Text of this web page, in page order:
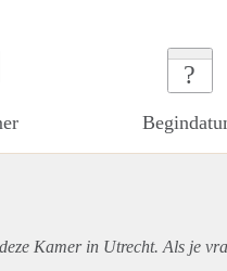
?
Kamer in Utrecht. Als je